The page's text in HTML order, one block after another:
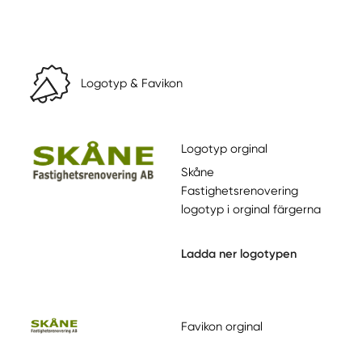
Logotyp & Favikon
Logotyp orginal
Skåne
Fastighetsrenovering
logotyp i orginal färgerna
Ladda ner logotypen
Favikon orginal